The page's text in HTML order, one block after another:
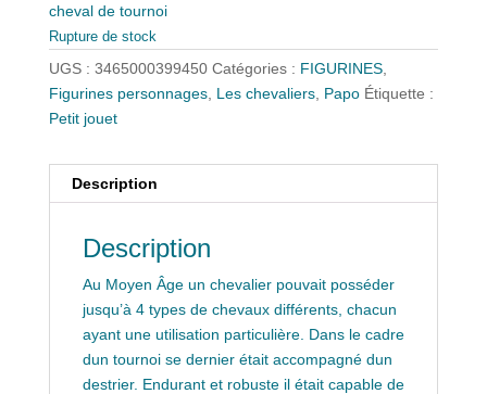
cheval de tournoi
Rupture de stock
UGS : 3465000399450 Catégories : FIGURINES,
Figurines personnages, Les chevaliers, Papo Étiquette :
Petit jouet
Description
Description
Au Moyen Âge un chevalier pouvait posséder
jusqu’à 4 types de chevaux différents, chacun
ayant une utilisation particulière. Dans le cadre
dun tournoi se dernier était accompagné dun
destrier. Endurant et robuste il était capable de